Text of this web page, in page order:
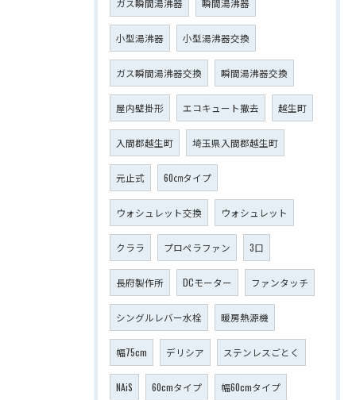
ガス瞬間湯沸器 瞬間湯沸器
小型湯沸器 小型湯沸器交換
ガス瞬間湯沸器交換 瞬間湯沸器交換
屋内壁掛形 エコキュート撤去 越生町
入間郡越生町 埼玉県入間郡越生町
元止式 60㎝タイプ
ウォシュレット交換 ウォシュレット
クララ プロペラファン 3口
長府製作所 DCモーター ファンタッチ
シングルレバー水栓 暖房熱源機
幅75cm デリシア ステンレスごとく
NAiS 60cmタイプ 幅60cmタイプ